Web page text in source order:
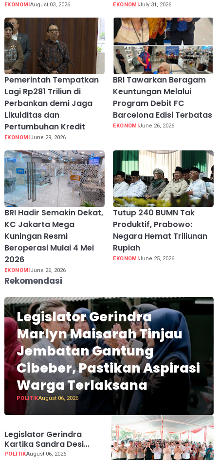
EKONOMIAugust 03, 2026 EKONOMIJuly 31, 2026
Pemerintah Tempatkan
Lagi Rp281 Triliun di
Perbankan demi Jaga
Likuiditas dan
Pertumbuhan Kredit
EKONOMIJune 29, 2026
BRI Tawarkan Beragam
Keuntungan Melalui
Program Debit FC
Barcelona Edisi Terbatas
EKONOMIJune 26, 2026
BRI Hadir Semakin Dekat,
KC Jakarta Mega
Kuningan Resmi
Beroperasi Mulai 4 Mei
2026
EKONOMIJune 26, 2026
Tutup 240 BUMN Tak
Produktif, Prabowo:
Negara Hemat Triliunan
Rupiah
EKONOMIJune 25, 2026
Rekomendasi
Legislator Gerindra
Marlyn Maisarah Tinjau
Jembatan Gantung
Cibeber, Pastikan Aspirasi
Warga Terlaksana
POLITIKAugust 06, 2026
Legislator Gerindra
Kartika Sandra Desi
Dorong UMKM Palembang
POLITIKAugust 06, 2026